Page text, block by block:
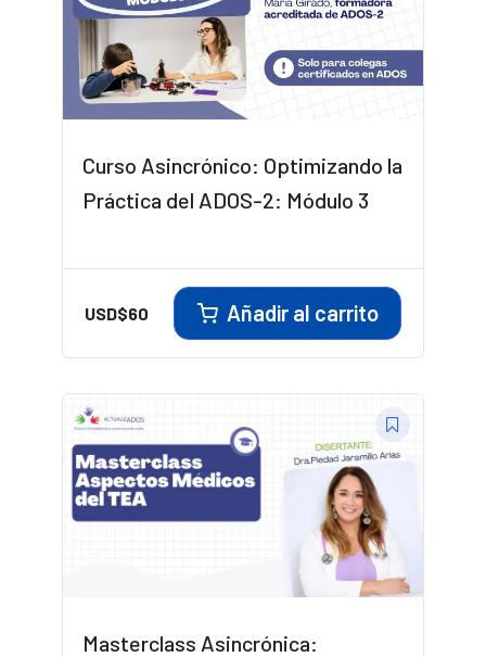
Curso Asincrónico: Optimizando la
Práctica del ADOS-2: Módulo 3
USD$60 Añadir al carrito
Masterclass Asincrónica: